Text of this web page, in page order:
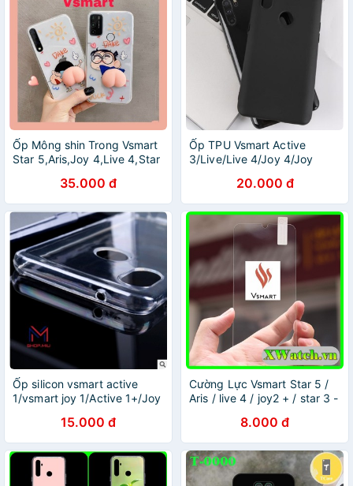
Ốp Mông shin Trong Vsmart
Star 5,Aris,Joy 4,Live 4,Star
1+,Joy 2+,Active 1,Active
1+,Live
35.000 đ
Ốp TPU Vsmart Active
3/Live/Live 4/Joy 4/Joy
1+/Active 1/Star 3/Satr 4
chống bám vân tay
20.000 đ
Ốp silicon vsmart active
1/vsmart joy 1/Active 1+/Joy
15.000 đ
Cường Lực Vsmart Star 5 /
Aris / live 4 / joy2 + / star 3 -
1 plus / Joy 1 plus trong suốt
8.000 đ